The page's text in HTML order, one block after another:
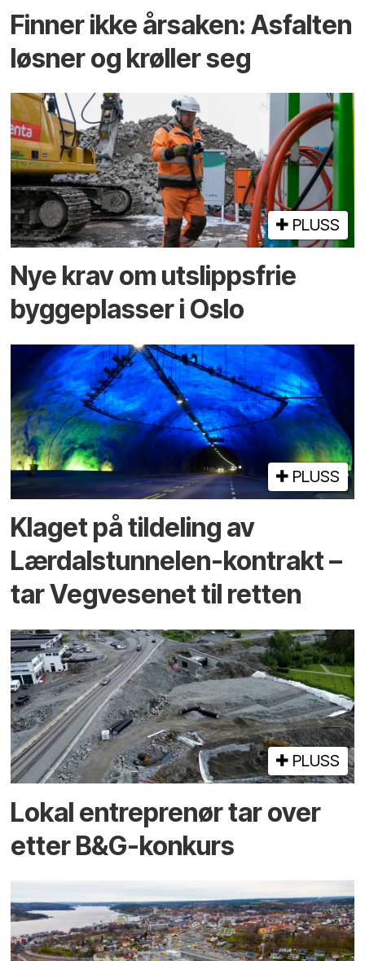
Finner ikke årsaken: Asfalten
løsner og krøller seg
PLUSS
Nye krav om utslippsfrie
byggeplasser i Oslo
PLUSS
Klaget på tildeling av
Lærdalstunnelen-kontrakt –
tar Vegvesenet til retten
PLUSS
Lokal entreprenør tar over
etter B&G-konkurs